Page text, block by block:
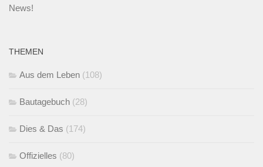
News!
THEMEN
Aus dem Leben (108)
Bautagebuch (28)
Dies & Das (174)
Offizielles (80)